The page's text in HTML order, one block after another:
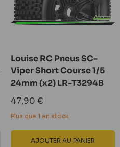
Louise RC Pneus SC-
Viper Short Course 1/5
24mm (x2) LR-T3294B
Prix
réduit
47,90 €
Plus que 1 en stock
AJOUTER AU PANIER